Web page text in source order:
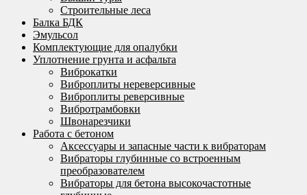
Строительные леса
Балка БДК
Эмульсол
Комплектующие для опалубки
Уплотнение грунта и асфальта
Виброкатки
Виброплиты нереверсивные
Виброплиты реверсивные
Вибротрамбовки
Швонарезчики
Работа с бетоном
Аксессуары и запасные части к вибраторам
Вибраторы глубинные со встроенным
преобразователем
Вибраторы для бетона высокочастотные